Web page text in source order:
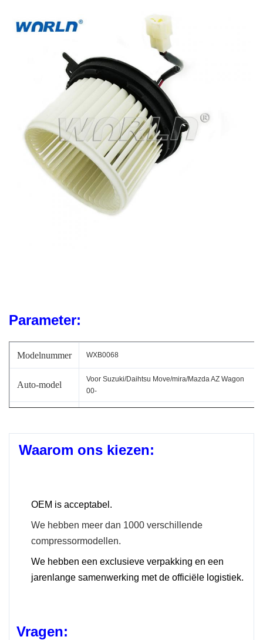
Parameter:
Modelnummer WXB0068
Auto-model
Voor Suzuki/Daihtsu Move/mira/Mazda AZ Wagon
00-
Notitie
zijn dat dit onderdeel bij uw voertuig
past.Stuur ons de foto van uw oude
product.De OEM en/of het jaar,het model
en de motorgrootte van uw voertuig maken
Waarom ons kiezen:
OEM is acceptabel.
We hebben meer dan 1000 verschillende
compressormodellen.
We hebben een exclusieve verpakking en een
jarenlange samenwerking met de officiële logistiek.
Vragen: